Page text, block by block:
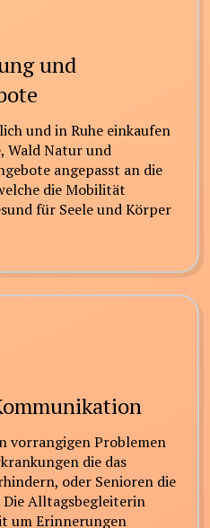
und
und in Ruhe einkaufen
Wald Natur und
angepasst an die
die Mobilität
für Seele und Körper
vorrangigen Problemen
die das
oder Senioren die
Alltagsbegleiterin
um Erinnerungen